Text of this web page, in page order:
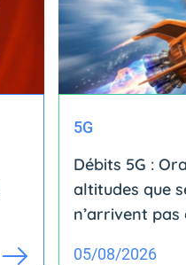
5G
Débits 5G :
altitudes que
n’arrivent
05/08/2026